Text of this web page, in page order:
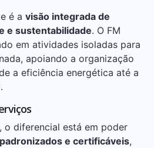
é a visão integrada de
e sustentabilidade. O FM
em atividades isoladas para
apoiando a organização
a eficiência energética até a
o diferencial está em poder
e certificáveis,